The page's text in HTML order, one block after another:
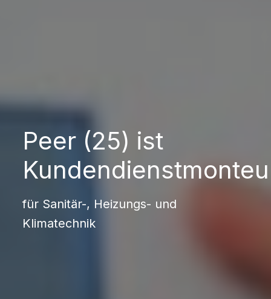
Peer (25) ist
für Sanitär-, Heizungs- und
Klimatechnik